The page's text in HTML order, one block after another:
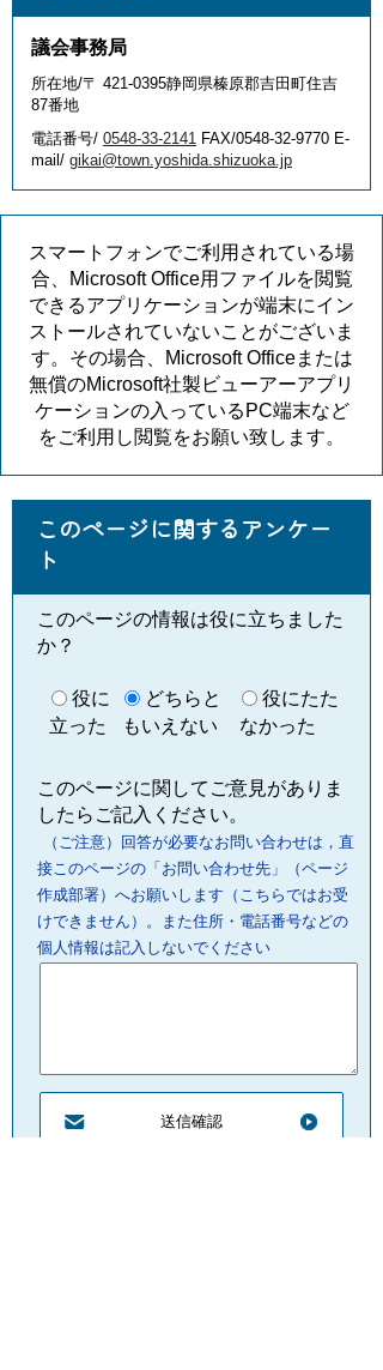
議会事務局
所在地/〒 421-0395静岡県榛原郡吉田町住吉
87番地
電話番号/ 0548-33-2141 FAX/0548-32-9770 E-
mail/ gikai@town.yoshida.shizuoka.jp
スマートフォンでご利用されている場
合、Microsoft Office用ファイルを閲覧
できるアプリケーションが端末にイン
ストールされていないことがございま
す。その場合、Microsoft Officeまたは
無償のMicrosoft社製ビューアーアプリ
ケーションの入っているPC端末など
をご利用し閲覧をお願い致します。
このページに関するアンケー
ト
このページの情報は役に立ちました
か？
役に
立った
どちらと
もいえない
役にたた
なかった
このページに関してご意見がありま
したらご記入ください。
（ご注意）回答が必要なお問い合わせは，直
接このページの「お問い合わせ先」（ページ
作成部署）へお願いします（こちらではお受
けできません）。また住所・電話番号などの
個人情報は記入しないでください